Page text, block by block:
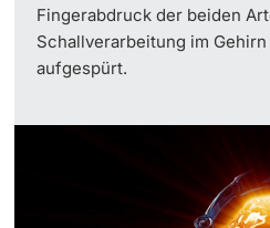
Fingerabdruck der beiden
Schallverarbeitung im
aufgespürt.